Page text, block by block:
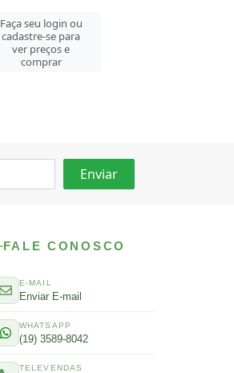
Faça seu login ou
cadastre-se para
ver preços e
comprar
FALE CONOSCO
E-MAIL
Enviar E-mail
WHATSAPP
(19) 3589-8042
TELEVENDAS